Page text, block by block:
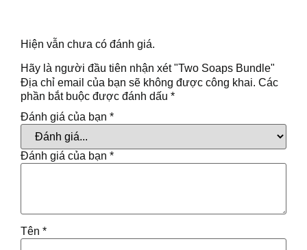
Hiện vẫn chưa có đánh giá.
Hãy là người đầu tiên nhận xét "Two Soaps Bundle"
Địa chỉ email của bạn sẽ không được công khai. Các
phần bắt buộc được đánh dấu *
Đánh giá của bạn *
Đánh giá của bạn *
Tên *